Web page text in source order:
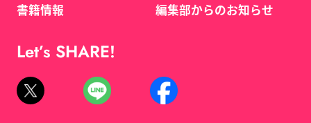
書籍情報
編集部からのお知らせ
Let’s SHARE!